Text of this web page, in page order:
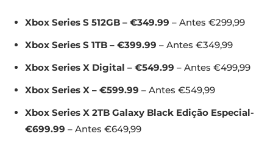
Xbox Series S 512GB – €349.99 – Antes €299,99
Xbox Series S 1TB – €399.99 – Antes €349,99
Xbox Series X Digital – €549.99 – Antes €499,99
Xbox Series X – €599.99 – Antes €549,99
Xbox Series X 2TB Galaxy Black Edição Especial-
€699.99 – Antes €649,99